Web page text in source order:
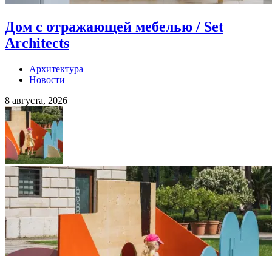
Дом с отражающей мебелью / Set
Architects
Архитектура
Новости
8 августа, 2026